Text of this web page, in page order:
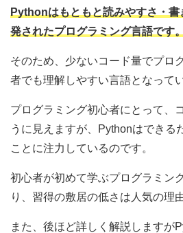
Pythonはもともと読みやすさ・書
発されたプログラミング言語です。
そのため、少ないコード量でプロ
者でも理解しやすい言語となって
プログラミング初心者にとって、
うに見えますが、Pythonはできる
ことに注力しているのです。
初心者が初めて学ぶプログラミン
り、習得の敷居の低さは人気の理
また、後ほど詳しく解説しますが